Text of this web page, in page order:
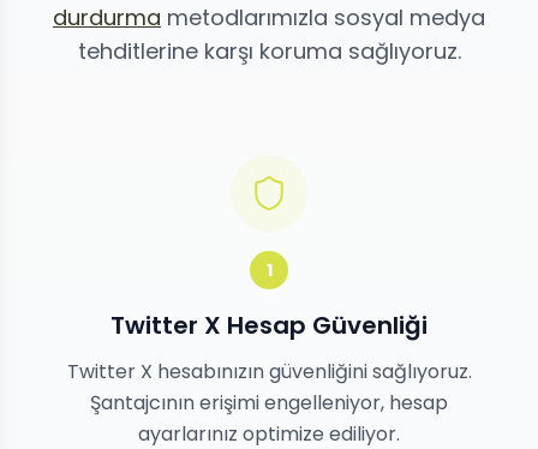
durdurma metodlarımızla sosyal medya
tehditlerine karşı koruma sağlıyoruz.
1
Twitter X Hesap Güvenliği
Twitter X hesabınızın güvenliğini sağlıyoruz.
Şantajcının erişimi engelleniyor, hesap
ayarlarınız optimize ediliyor.